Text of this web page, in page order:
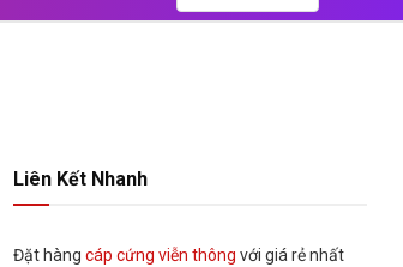
Liên Kết Nhanh
Đặt hàngcáp cứng viễn thông với giá rẻ nhất